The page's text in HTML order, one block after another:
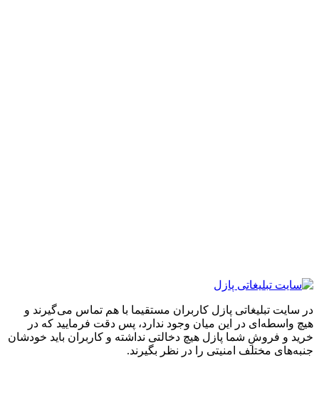
تبلیغاتی پازل کاربران مستقیما با هم تماس می‌گیرند و
در این میان وجود ندارد، پس دقت فرمایید که در
و فروشِ شما پازل هیچ دخالتی نداشته و کاربران باید خودشان
مختلف امنیتی را در نظر بگیرند.